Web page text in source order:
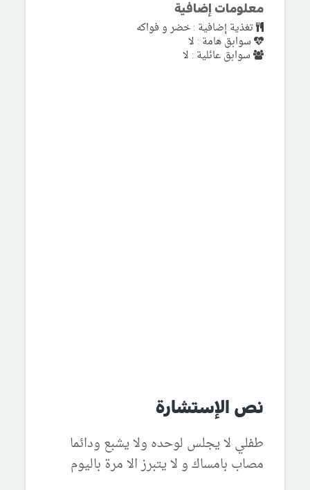
معلومات إضافية
تغذية إضافية : خضر و فواكه
سوابق هامة : لا
سوابق عائلية : لا
نص الإستشارة
طفلي لا يجلس لوحده ولا يشبع ودائما
مصاب بامساك و لا يتبرز الا مرة باليوم